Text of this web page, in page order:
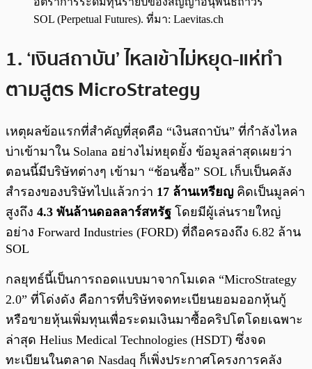
SOL (Perpetual Futures). ที่มา: Laevitas.ch
1. ‘เงินสถาบัน’ ไหลเข้าไม่หยุด-แห่ทำ
ตามสูตร MicroStrategy
เหตุผลข้อแรกที่สำคัญที่สุดคือ “เงินสถาบัน” ที่กำลังไหล
บ่าเข้ามาใน Solana อย่างไม่หยุดยั้ง ข้อมูลล่าสุดเผยว่า
ตอนนี้มีบริษัทต่างๆ เข้ามา “ช้อนซื้อ” SOL เก็บเป็นคลัง
สำรองของบริษัทไปแล้วกว่า 17 ล้านเหรียญ คิดเป็นมูลค่า
สูงถึง 4.3 พันล้านดอลลาร์สหรัฐ โดยมีผู้เล่นรายใหญ่
อย่าง Forward Industries (FORD) ที่ถือครองถึง 6.82 ล้าน
SOL
กลยุทธ์นี้เป็นการถอดแบบมาจากโมเดล “MicroStrategy
2.0” ที่โด่งดัง คือการที่บริษัทจดทะเบียนยอมออกหุ้นกู้
หรือขายหุ้นเพิ่มทุนเพื่อระดมเงินมาซื้อคริปโตโดยเฉพาะ
ล่าสุด Helius Medical Technologies (HSDT) ซึ่งจด
ทะเบียนในตลาด Nasdaq ก็เพิ่งประกาศโครงการคลัง